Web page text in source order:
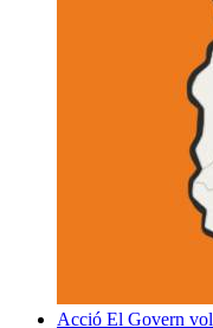
Acció El Govern